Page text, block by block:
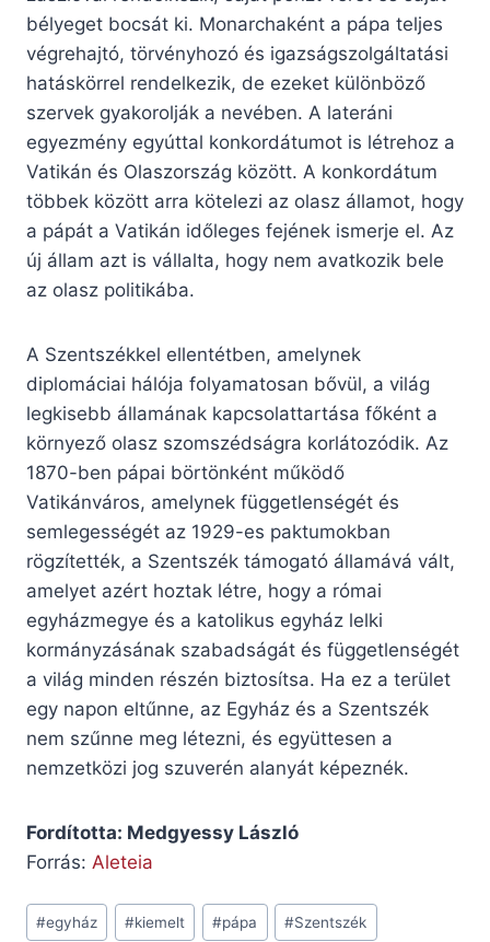
bélyeget bocsát ki. Monarchaként a pápa teljes
végrehajtó, törvényhozó és igazságszolgáltatási
hatáskörrel rendelkezik, de ezeket különböző
szervek gyakorolják a nevében. A lateráni
egyezmény egyúttal konkordátumot is létrehoz a
Vatikán és Olaszország között. A konkordátum
többek között arra kötelezi az olasz államot, hogy
a pápát a Vatikán időleges fejének ismerje el. Az
új állam azt is vállalta, hogy nem avatkozik bele
az olasz politikába.
A Szentszékkel ellentétben, amelynek
diplomáciai hálója folyamatosan bővül, a világ
legkisebb államának kapcsolattartása főként a
környező olasz szomszédságra korlátozódik. Az
1870-ben pápai börtönként működő
Vatikánváros, amelynek függetlenségét és
semlegességét az 1929-es paktumokban
rögzítették, a Szentszék támogató államává vált,
amelyet azért hoztak létre, hogy a római
egyházmegye és a katolikus egyház lelki
kormányzásának szabadságát és függetlenségét
a világ minden részén biztosítsa. Ha ez a terület
egy napon eltűnne, az Egyház és a Szentszék
nem szűnne meg létezni, és együttesen a
nemzetközi jog szuverén alanyát képeznék.
Fordította: Medgyessy László
Forrás: Aleteia
Post
#egyház #kiemelt #pápa #Szentszék